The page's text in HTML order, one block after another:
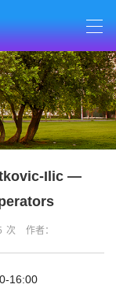
Ilic —
次 作者：
16:00